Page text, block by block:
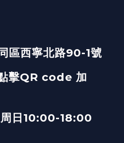
區西寧北路90-1號
擊QR code 加
日10:00-18:00